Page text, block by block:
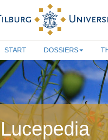
START DOSSIERS
Lucepedia